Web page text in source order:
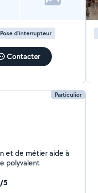
Pose d'interrupteur
Contacter
Particulier
métier aide à
domicile jardinage petit bricolage polyvalent
5